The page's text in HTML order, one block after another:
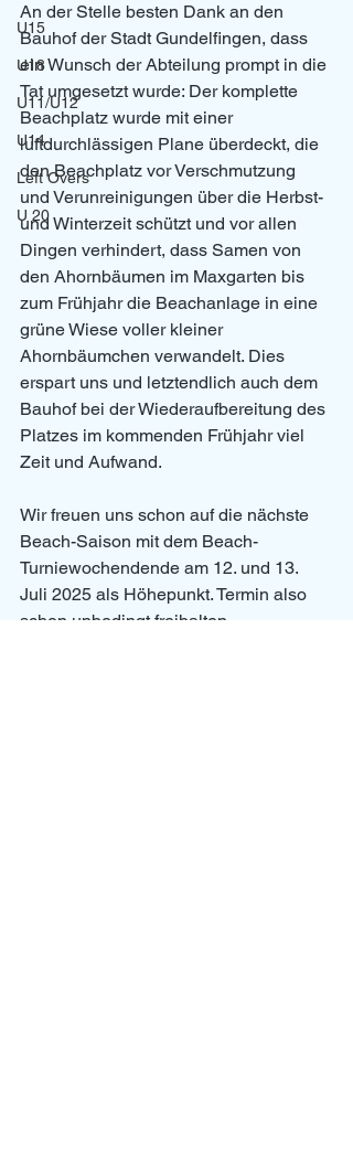
U15
U18
U11/U12
U14
Left Overs
U 20
An der Stelle besten Dank an den
Bauhof der Stadt Gundelfingen, dass
ein Wunsch der Abteilung prompt in die
Tat umgesetzt wurde: Der komplette
Beachplatz wurde mit einer
luftdurchlässigen Plane überdeckt, die
den Beachplatz vor Verschmutzung
und Verunreinigungen über die Herbst-
und Winterzeit schützt und vor allen
Dingen verhindert, dass Samen von
den Ahornbäumen im Maxgarten bis
zum Frühjahr die Beachanlage in eine
grüne Wiese voller kleiner
Ahornbäumchen verwandelt. Dies
erspart uns und letztendlich auch dem
Bauhof bei der Wiederaufbereitung des
Platzes im kommenden Frühjahr viel
Zeit und Aufwand.
Wir freuen uns schon auf die nächste
Beach-Saison mit dem Beach-
Turniewochendende am 12. und 13.
Juli 2025 als Höhepunkt. Termin also
schon unbedingt freihalten.